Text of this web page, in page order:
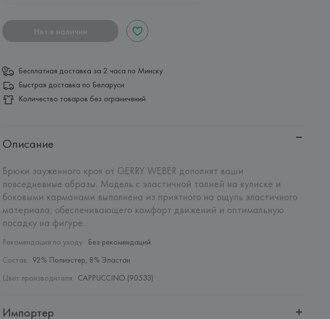
Нет в наличии
Бесплатная доставка за 2 часа по Минску
Быстрая доставка по Беларуси
Количество товаров без ограничений
Описание
Брюки зауженного кроя от GERRY WEBER дополнят ваши
повседневные образы. Модель с эластичной талией на кулиске и
боковыми карманами выполнена из приятного на ощупь эластичного
материала, обеспечивающего комфорт движений и оптимальную
посадку на фигуре.
Рекомендация по уходу: Без рекомендаций
Состав: 92% Полиэстер, 8% Эластан
Цвет производителя: CAPPUCCINO (90533)
Импортер